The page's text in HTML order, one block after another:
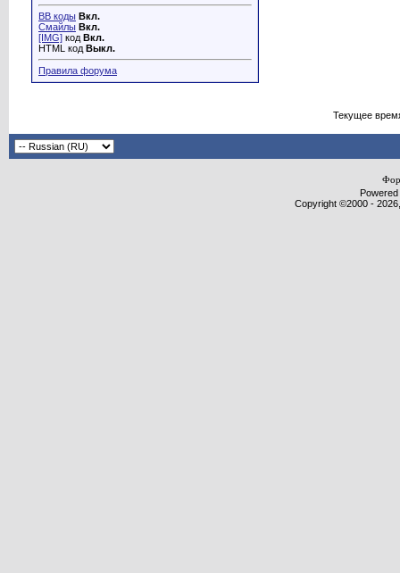
BB коды Вкл.
Смайлы Вкл.
[IMG] код Вкл.
HTML код Выкл.
Правила форума
Текущее
Copyright ©2000 -